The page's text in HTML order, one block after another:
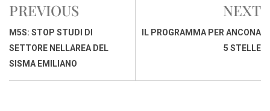
b
o
o
k
s
A
p
p
d
I
i
PREVIOUS
M5S: STOP STUDI DI
SETTORE NELLAREA DEL
SISMA EMILIANO
NEXT
IL PROGRAMMA PER ANCONA
5 STELLE